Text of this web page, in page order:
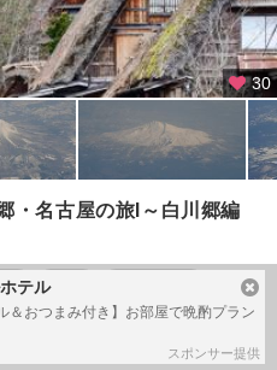
30
・名古屋の旅Ⅰ～白川郷編
郷テル
＆おつまみ付き】お部屋で晩酌プラン
スポンサー提供